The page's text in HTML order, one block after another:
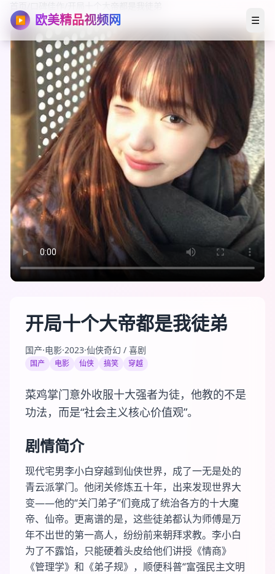
▶ 欧美精品视频网 ☰
开局十个大帝都是我徒弟
国产·电影·2023·仙侠奇幻 / 喜剧
国产 电影 仙侠 搞笑 穿越
菜鸡掌门意外收服十大强者为徒，他教的不是
功法，而是“社会主义核心价值观”。
剧情简介
现代宅男李小白穿越到仙侠世界，成了一无是处的
青云派掌门。他闭关修炼五十年，出来发现世界大
变——他的“关门弟子”们竟成了统治各方的十大魔
帝、仙帝。更离谱的是，这些徒弟都认为师傅是万
年不出世的第一高人，纷纷前来朝拜求教。李小白
为了不露馅，只能硬着头皮给他们讲授《情商》
《管理学》和《弟子规》，顺便科普“富强民主文明